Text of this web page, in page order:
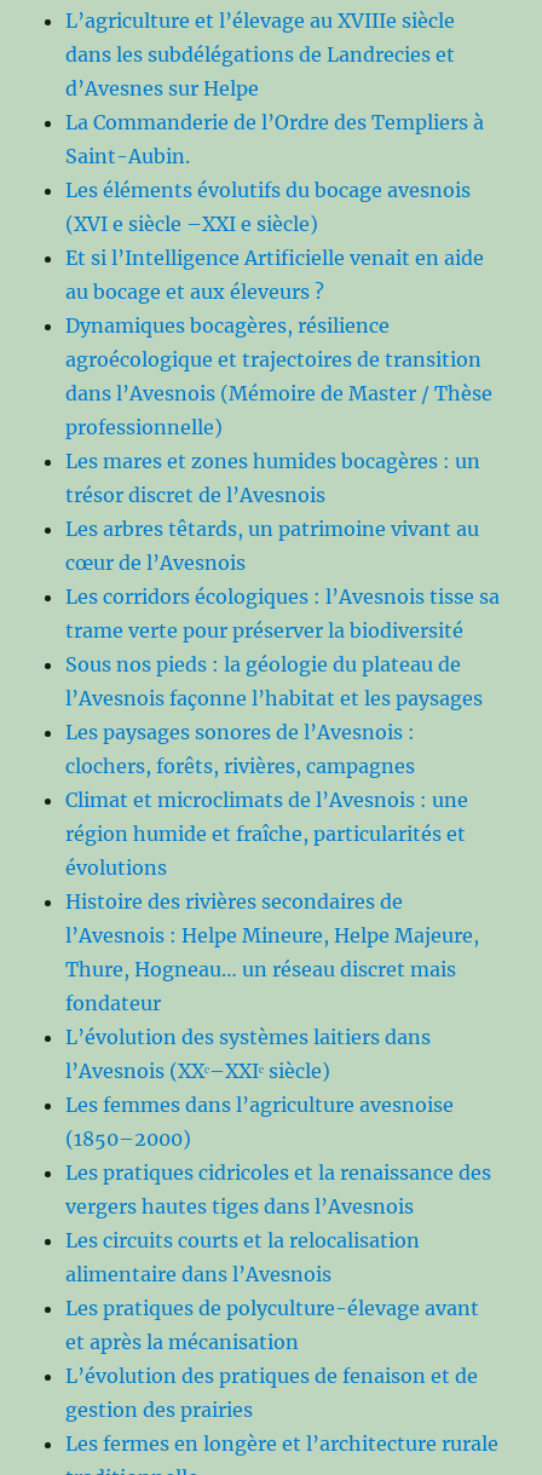
L’agriculture et l’élevage au XVIIIe siècle
dans les subdélégations de Landrecies et
d’Avesnes sur Helpe
La Commanderie de l’Ordre des Templiers à
Saint-Aubin.
Les éléments évolutifs du bocage avesnois
(XVI e siècle –XXI e siècle)
Et si l’Intelligence Artificielle venait en aide
au bocage et aux éleveurs ?
Dynamiques bocagères, résilience
agroécologique et trajectoires de transition
dans l’Avesnois (Mémoire de Master / Thèse
professionnelle)
Les mares et zones humides bocagères : un
trésor discret de l’Avesnois
Les arbres têtards, un patrimoine vivant au
cœur de l’Avesnois
Les corridors écologiques : l’Avesnois tisse sa
trame verte pour préserver la biodiversité
Sous nos pieds : la géologie du plateau de
l’Avesnois façonne l’habitat et les paysages
Les paysages sonores de l’Avesnois :
clochers, forêts, rivières, campagnes
Climat et microclimats de l’Avesnois : une
région humide et fraîche, particularités et
évolutions
Histoire des rivières secondaires de
l’Avesnois : Helpe Mineure, Helpe Majeure,
Thure, Hogneau… un réseau discret mais
fondateur
L’évolution des systèmes laitiers dans
l’Avesnois (XXᵉ–XXIᵉ siècle)
Les femmes dans l’agriculture avesnoise
(1850–2000)
Les pratiques cidricoles et la renaissance des
vergers hautes tiges dans l’Avesnois
Les circuits courts et la relocalisation
alimentaire dans l’Avesnois
Les pratiques de polyculture-élevage avant
et après la mécanisation
L’évolution des pratiques de fenaison et de
gestion des prairies
Les fermes en longère et l’architecture rurale